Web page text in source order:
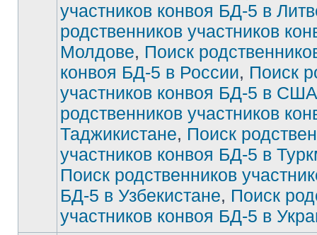
непрочитанных
сообщений
участников конвоя БД-5 в
родственников участников
Молдове, Поиск
конвоя БД-5 в России, Поиск
участников конвоя БД-5 в США
родственников участников
Таджикистане, Поиск
участников конвоя БД-5 в
Поиск родственников
БД-5 в Узбекистане, Поиск
участников конвоя БД-5 в